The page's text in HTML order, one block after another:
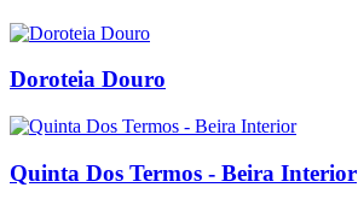
Doroteia Douro
Quinta Dos Termos - Beira Interior